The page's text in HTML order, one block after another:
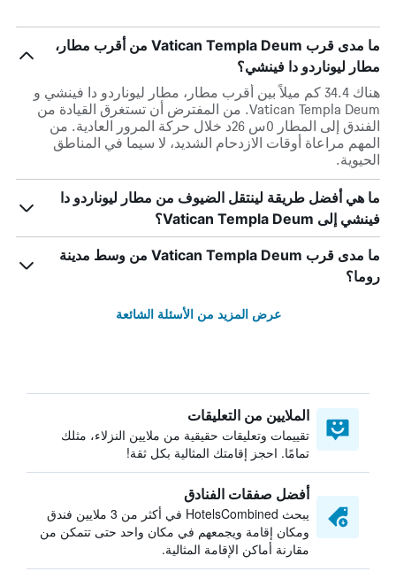
ما مدى قرب Vatican Templa Deum من أقرب مطار،
مطار ليوناردو دا فينشي؟
هناك 34.4 كم ميلاً بين أقرب مطار، مطار ليوناردو دا فينشي و
Vatican Templa Deum. من المفترض أن تستغرق القيادة من
الفندق إلى المطار 0س 26د خلال حركة المرور العادية. من
المهم مراعاة أوقات الازدحام الشديد، لا سيما في المناطق
الحيوية.
ما هي أفضل طريقة لينتقل الضيوف من مطار ليوناردو دا
فينشي إلى Vatican Templa Deum؟
ما مدى قرب Vatican Templa Deum من وسط مدينة
روما؟
عرض المزيد من الأسئلة الشائعة
الملايين من التعليقات
تقييمات وتعليقات حقيقية من ملايين النزلاء، مثلك
تمامًا. احجز إقامتك المثالية بكل ثقة!
أفضل صفقات الفنادق
يبحث HotelsCombined في أكثر من 3 ملايين فندق
ومكان إقامة ويجمعهم في مكان واحد حتى تتمكن من
مقارنة أماكن الإقامة المثالية.